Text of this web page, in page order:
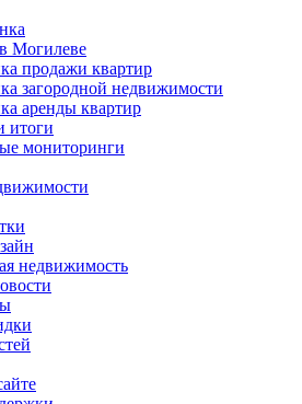
Могилеве
продажи квартир
загородной недвижимости
аренды квартир
итоги
мониторинги
недвижимость